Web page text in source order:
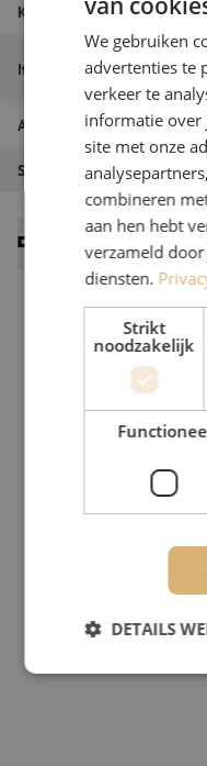
Kleur
Itemnaam
Artikelnummer
Soort product
Datasheets
We gebruiken
advertenties te
verkeer te
informatie over
site met onze
combineren
aan hen hebt
verzameld
diensten.
Strikt
noodzakelijk
DETAILS